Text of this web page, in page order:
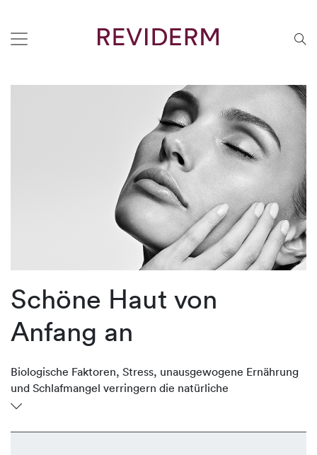
Schöne Haut von
Anfang an
Biologische Faktoren, Stress, unausgewogene Ernährung
und Schlafmangel verringern die natürliche
Regenerationsfähigkeit der Haut. Früh werden erste
müder Teint sichtbar. REVIDERM unterstützt die Haut